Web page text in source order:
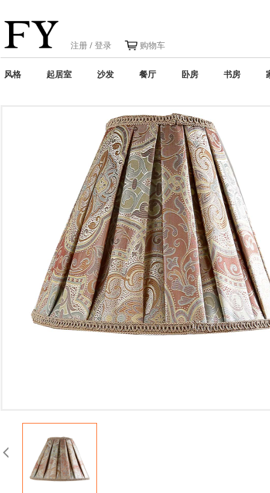
注册 / 登录 购物车
风格 起居室 沙发 餐厅 卧房 书房